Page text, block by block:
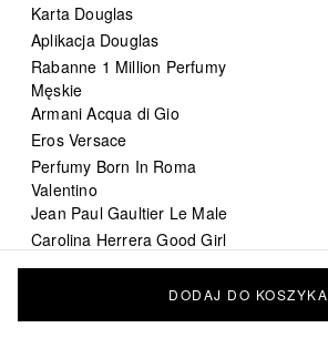
Karta Douglas
Aplikacja Douglas
Rabanne 1 Million Perfumy
Męskie
Armani Acqua di Gio
Eros Versace
Perfumy Born In Roma
Valentino
Jean Paul Gaultier Le Male
Carolina Herrera Good Girl
DIOR Sauvage
Chanel Bleu de ChanelDODAJ DO KOSZYKA